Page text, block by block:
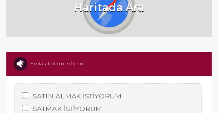
Haritada Ara
Emlak Talebinizi İletin
SATIN ALMAK İSTİYORUM
SATMAK İSTİYORUM